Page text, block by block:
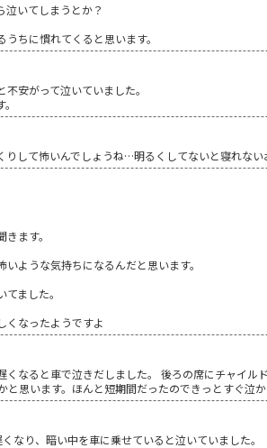
泣いてしまうとか？
ちに慣れてくると思います。
安がって泣いていました。
りして怖いんでしょうね…明るくしてないと寝れな
ます。
ような気持ちになるんだと思います。
ました。
くなったようですよ
くなると車で泣きだしました。 後ろの席にチャイ
と思います。ほんと短期間だったのできっとすぐ泣
なり、暗い中を車に乗せていると泣いていました。